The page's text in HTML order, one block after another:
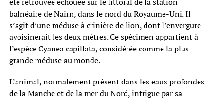
balnéaire de Nairn, dans le nord du Royaume-Uni. Il
s’agit d’une méduse à crinière de lion, dont l’envergure
avoisinerait les deux mètres. Ce spécimen appartient à
l’espèce Cyanea capillata, considérée comme la plus
grande méduse au monde.
L’animal, normalement présent dans les eaux profondes
de la Manche et de la mer du Nord, intrigue par sa